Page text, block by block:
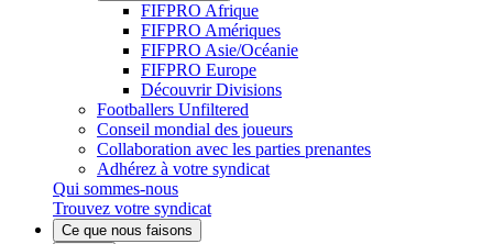
FIFPRO Afrique
FIFPRO Amériques
FIFPRO Asie/Océanie
FIFPRO Europe
Découvrir Divisions
Footballers Unfiltered
Conseil mondial des joueurs
Collaboration avec les parties prenantes
Adhérez à votre syndicat
Qui sommes-nous
Trouvez votre syndicat
Ce que nous faisons